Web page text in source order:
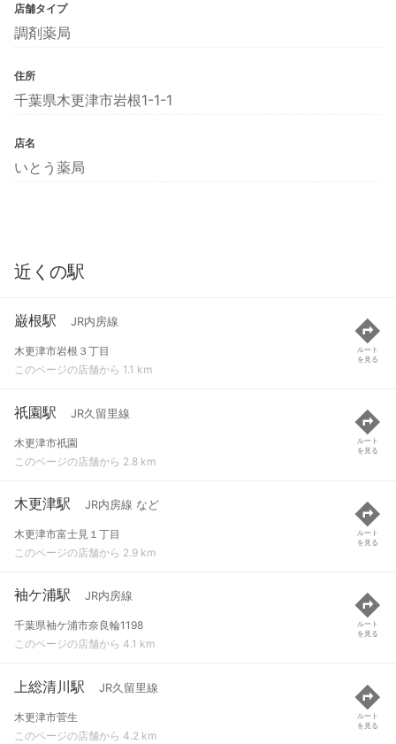
店舗タイプ
調剤薬局
住所
千葉県木更津市岩根1-1-1
店名
いとう薬局
近くの駅
巌根駅 JR内房線
木更津市岩根３丁目
このページの店舗から 1.1 km
ルート
を見る
祇園駅 JR久留里線
木更津市祇園
このページの店舗から 2.8 km
ルート
を見る
木更津駅 JR内房線 など
木更津市富士見１丁目
このページの店舗から 2.9 km
ルート
を見る
袖ケ浦駅 JR内房線
千葉県袖ケ浦市奈良輪1198
このページの店舗から 4.1 km
ルート
を見る
上総清川駅 JR久留里線
木更津市菅生
このページの店舗から 4.2 km
ルート
を見る